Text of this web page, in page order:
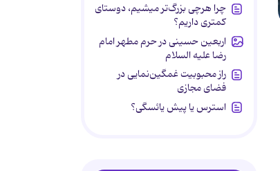
چرا هرچی بزرگ‌تر میشیم، دوستای
کمتری داریم؟
اربعین حسینی در حرم مطهر امام
رضا علیه السلام
راز محبوبیت غمگین‌نمایی در
فضای مجازی
استرس یا پیش یائسگی؟